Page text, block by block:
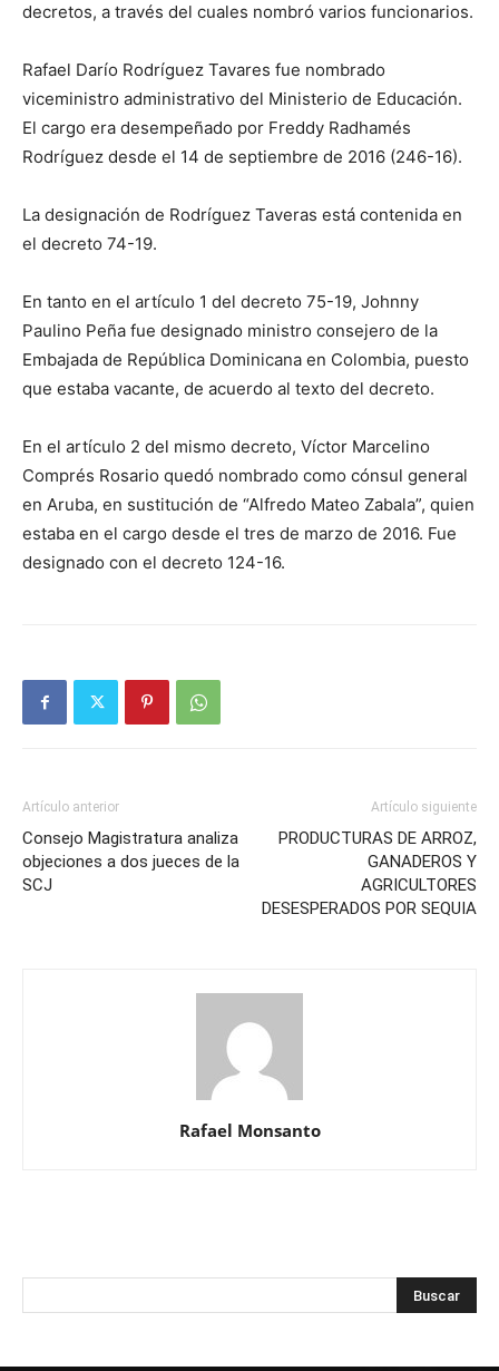
decretos, a través del cuales nombró varios funcionarios.
Rafael Darío Rodríguez Tavares fue nombrado
viceministro administrativo del Ministerio de Educación.
El cargo era desempeñado por Freddy Radhamés
Rodríguez desde el 14 de septiembre de 2016 (246-16).
La designación de Rodríguez Taveras está contenida en
el decreto 74-19.
En tanto en el artículo 1 del decreto 75-19, Johnny
Paulino Peña fue designado ministro consejero de la
Embajada de República Dominicana en Colombia, puesto
que estaba vacante, de acuerdo al texto del decreto.
En el artículo 2 del mismo decreto, Víctor Marcelino
Comprés Rosario quedó nombrado como cónsul general
en Aruba, en sustitución de “Alfredo Mateo Zabala”, quien
estaba en el cargo desde el tres de marzo de 2016. Fue
designado con el decreto 124-16.
Artículo anterior
Consejo Magistratura analiza
objeciones a dos jueces de la
SCJ
Artículo siguiente
PRODUCTURAS DE ARROZ,
GANADEROS Y
AGRICULTORES
DESESPERADOS POR SEQUIA
Rafael Monsanto